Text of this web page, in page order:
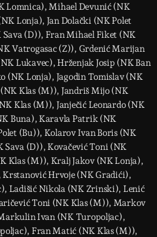
Lomnica), Mihael Devunić (NK
Lonja), Jan Dolački (NK Polet
(D)), Fran Mihael Fiket (NK
Vatrogasac (Z)), Grdenić Marijan
Lukavec), Hrženjak Josip (NK Ban
(NK Lonja), Jagodin Tomislav (NK
Klas (M)), Jandriš Mijo (NK
Klas (M)), Janječić Leonardo (NK
Buna), Karavla Patrik (NK
(Bu)), Kolarov Ivan Boris (NK
Sava (D)), Kovačević Toni (NK
Klas (M)), Kralj Jakov (NK Lonja),
Hrvoje (NK Gradići),
Ladišić Nikola (NK Zrinski), Lenić
Toni (NK Klas (M)), Markov
Ivan (NK Turopoljac),
Fran Matić (NK Klas (M)),